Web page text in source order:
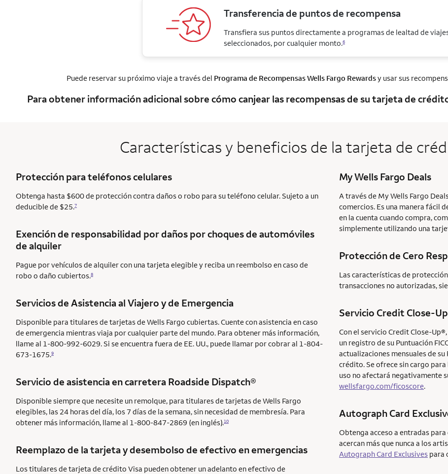
Transferencia de puntos de recompensa
Transfiera sus puntos directamente a programas de lealtad de
seleccionados, por cualquier monto.6
Puede reservar su próximo viaje a través del Programa de RecompensasWells Fargo Rewardsy usar sus
Para obtener información adicional sobre cómo canjear las recompensas de su tarjeta de
Características y beneficios de la tarjeta de
Protección para teléfonos celulares
Obtenga hasta $600 de protección contra daños o robo para su teléfono celular. Sujeto a un
deducible de $25.7
Exención de responsabilidad por daños por choques de automóviles
de alquiler
Pague por vehículos de alquiler con una tarjeta elegible y reciba un reembolso en caso de
robo o daño cubiertos.8
Servicios de Asistencia al Viajero y de Emergencia
Disponible para titulares de tarjetas de Wells Fargo cubiertas. Cuente con asistencia en caso
de emergencia mientras viaja por cualquier parte del mundo. Para obtener más información,
llame al 1-800-992-6029. Si se encuentra fuera de EE. UU., puede llamar por cobrar al 1-804-
673-1675.9
Servicio de asistencia en carretera Roadside Dispatch®
Disponible siempre que necesite un remolque, para titulares de tarjetas de Wells Fargo
elegibles, las 24 horas del día, los 7 días de la semana, sin necesidad de membresía. Para
obtener más información, llame al 1-800-847-2869 (en inglés).10
Reemplazo de la tarjeta y desembolso de efectivo en emergencias
Los titulares de tarjeta de crédito Visa pueden obtener un adelanto en efectivo de
My Wells Fargo Deals
A través de My Wells Fargo
comercios. Es una manera fácil
en la cuenta cuando compra,
simplemente utilizando una
Protección de Cero
Las características de
transacciones no autorizadas,
Servicio Credit Close-
Con el servicio Credit Close-Up®
un registro de su Puntuación
actualizaciones mensuales de su
crédito. Se ofrece sin cargo
uso no afectará negativamente
wellsfargo.com/ficoscore.
Autograph Card
Obtenga acceso a entradas
acercan más que nunca a los
Autograph Card Exclusives para